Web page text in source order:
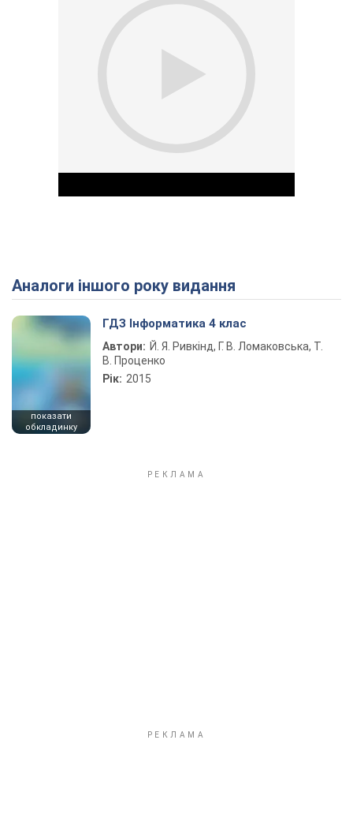
Play Video
Аналоги іншого року видання
показати
обкладинку
ГДЗ Інформатика 4 клас
Автори: Й. Я. Ривкінд, Г. В. Ломаковська, Т.
В. Проценко
Рік: 2015